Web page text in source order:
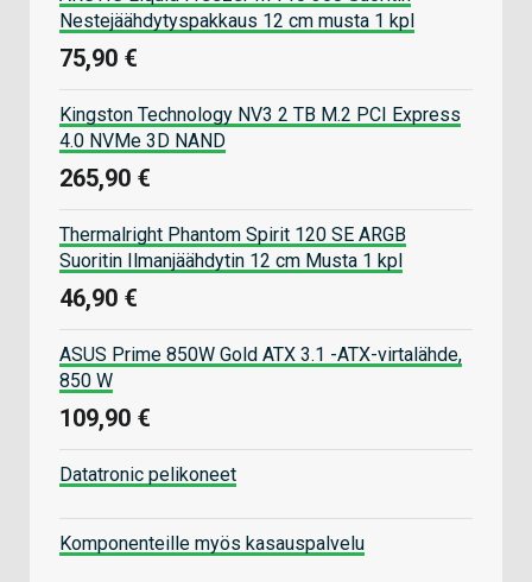
Nestejäähdytyspakkaus 12 cm musta 1 kpl
75,90 €
Kingston Technology NV3 2 TB M.2 PCI Express
4.0 NVMe 3D NAND
265,90 €
Thermalright Phantom Spirit 120 SE ARGB
Suoritin Ilmanjäähdytin 12 cm Musta 1 kpl
46,90 €
ASUS Prime 850W Gold ATX 3.1 -ATX-virtalähde,
850 W
109,90 €
Datatronic pelikoneet
Komponenteille myös kasauspalvelu